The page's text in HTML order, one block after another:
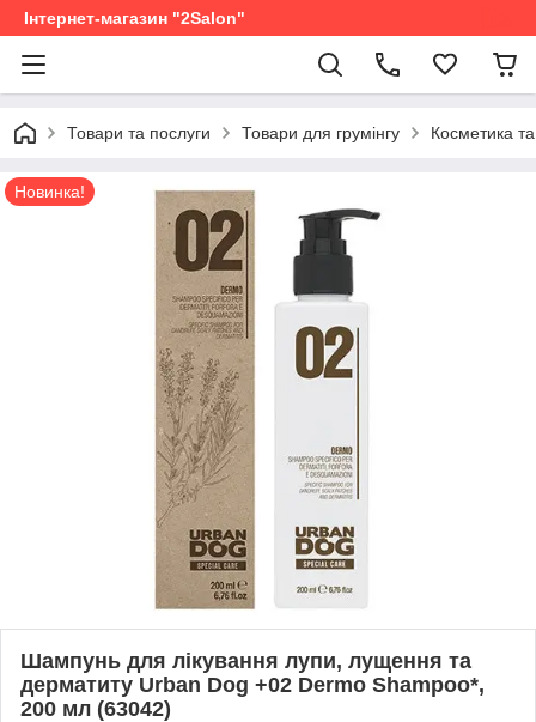
Інтернет-магазин "2Salon"
Товари та послуги Товари для грумінгу Косметика
Новинка!
Шампунь для лікування лупи, лущення та
дерматиту Urban Dog +02 Dermo Shampoo*,
200 мл (63042)